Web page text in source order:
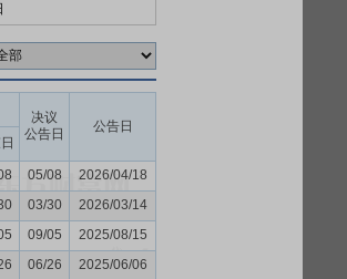
决议
公告日
公告日
05/08
2026/04/18
03/30
2026/03/14
09/05
2025/08/15
06/26
2025/06/06